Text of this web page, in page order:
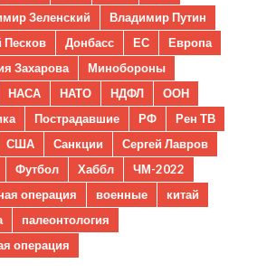
Зеленский
Владимир Путин
Песков Донбасс ЕС
Европа
Захарова
Минобороны
НАСА НАТО НДФЛ
ООН
Пострадавшие РФ
Рен ТВ
США Санкции
Сергей Лавров
Футбол Хаббл
ЧМ-2022
операция военные
китай
палеонтология
операция